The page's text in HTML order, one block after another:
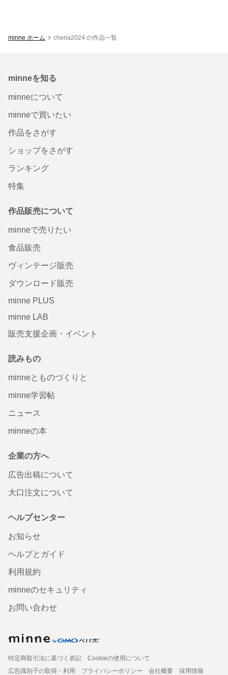
minne ホーム chena2024 の作品一覧
minneを知る
minneについて
minneで買いたい
作品をさがす
ショップをさがす
ランキング
特集
作品販売について
minneで売りたい
食品販売
ヴィンテージ販売
ダウンロード販売
minne PLUS
minne LAB
販売支援企画・イベント
読みもの
minneとものづくりと
minne学習帖
ニュース
minneの本
企業の方へ
広告出稿について
大口注文について
ヘルプセンター
お知らせ
ヘルプとガイド
利用規約
minneのセキュリティ
お問い合わせ
特定商取引法に基づく表記
Cookieの使用について
広告識別子の取得・利用
プライバシーポリシー 会社概要
採用情報